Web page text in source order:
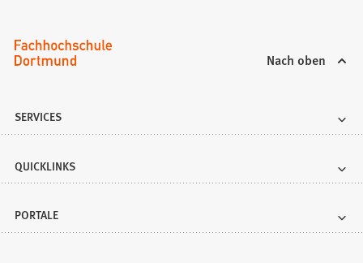
Nach oben
SERVICES
QUICKLINKS
PORTALE